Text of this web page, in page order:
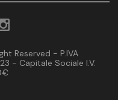
Reserved - P.IVA
- Capitale Sociale I.V.